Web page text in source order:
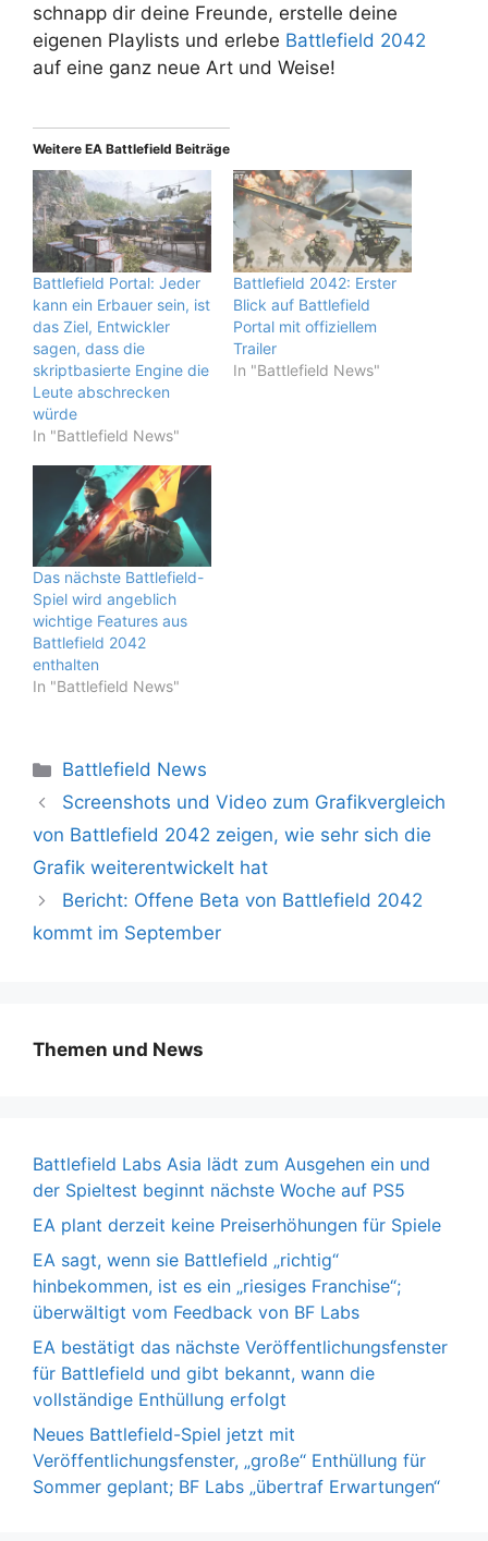
schnapp dir deine Freunde, erstelle deine
eigenen Playlists und erlebe Battlefield 2042
auf eine ganz neue Art und Weise!
Weitere EA Battlefield Beiträge
Battlefield Portal: Jeder
kann ein Erbauer sein, ist
das Ziel, Entwickler
sagen, dass die
skriptbasierte Engine die
Leute abschrecken
würde
In "Battlefield News"
Battlefield 2042: Erster
Blick auf Battlefield
Portal mit offiziellem
Trailer
In "Battlefield News"
Das nächste Battlefield-
Spiel wird angeblich
wichtige Features aus
Battlefield 2042
enthalten
In "Battlefield News"
Kategorien
Battlefield News
Screenshots und Video zum Grafikvergleich
von Battlefield 2042 zeigen, wie sehr sich die
Grafik weiterentwickelt hat
Bericht: Offene Beta von Battlefield 2042
kommt im September
Themen und News
Battlefield Labs Asia lädt zum Ausgehen ein und
der Spieltest beginnt nächste Woche auf PS5
EA plant derzeit keine Preiserhöhungen für Spiele
EA sagt, wenn sie Battlefield „richtig“
hinbekommen, ist es ein „riesiges Franchise“;
überwältigt vom Feedback von BF Labs
EA bestätigt das nächste Veröffentlichungsfenster
für Battlefield und gibt bekannt, wann die
vollständige Enthüllung erfolgt
Neues Battlefield-Spiel jetzt mit
Veröffentlichungsfenster, „große“ Enthüllung für
Sommer geplant; BF Labs „übertraf Erwartungen“